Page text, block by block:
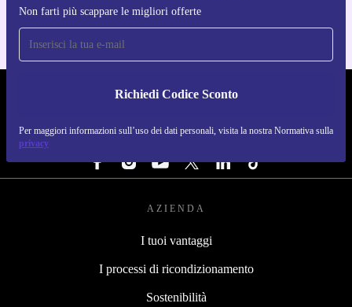
Non farti più scappare le migliori offerte
Richiedi Codice Sconto
Per maggiori informazioni sull’uso dei dati personali, visita la nostra Normativa sulla
privacy
REFURBED ITALIA - RETHINK NEW.
SEGUICI SU
AZIENDA
I tuoi vantaggi
I processi di ricondizionamento
Sostenibilità